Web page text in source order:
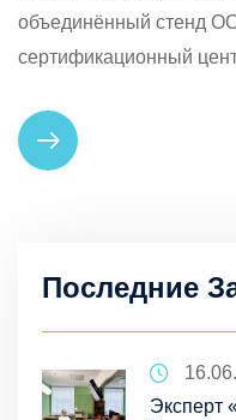
объединённый стенд
сертификационный
Последние
Эксперт